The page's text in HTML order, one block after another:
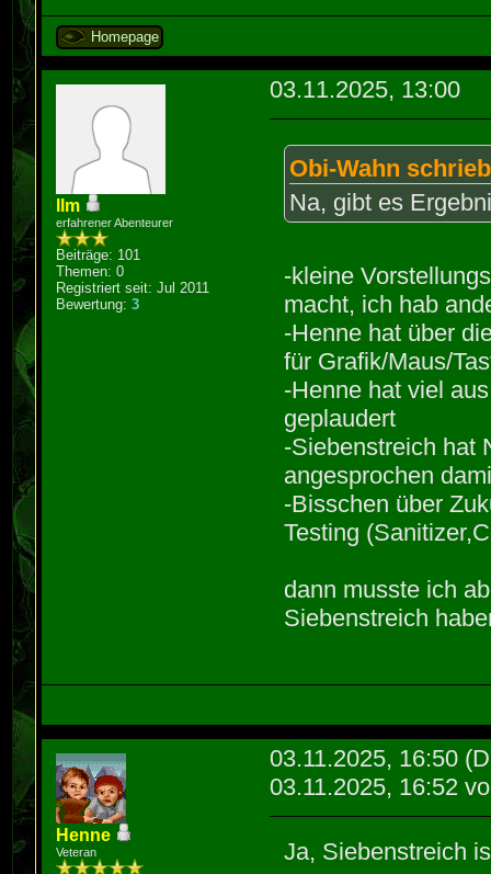
from 'int' to
value from
1 warning
from 'int' to
value from
~ ^~~
1 warning
from 'int' to
value from
190 |
157;
^~~
1 warning
Homepage
llm
erfahrener Abenteurer
Beiträge: 101
Themen: 0
Registriert seit: Jul 2011
Bewertung:3
03.11.2025, 13:00
Obi-Wahn
Na, gibt es
-kleine
macht, ich hab
-Henne hat über
für Grafik/Maus/
-Henne hat viel
geplaudert
-Siebenstreich hat
angesprochen
-Bisschen über
Testing
dann musste ich
Siebenstreich
Henne
Veteran
03.11.2025, 16:50
03.11.2025, 16:52
Ja, Siebenstreich